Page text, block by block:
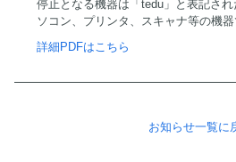
停止となる機器は「tedu」と表記さ
ソコン、プリンタ、スキャナ等の機器
詳細PDFはこちら
お知らせ一覧に